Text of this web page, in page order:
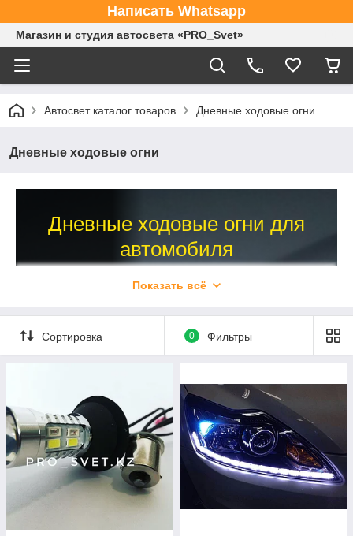
Написать Whatsapp
Магазин и студия автосвета «PRO_Svet»
Автосвет каталог товаров Дневные ходовые огни
Дневные ходовые огни
Дневные ходовые огни для
автомобиля
Качественный автосвет от лучших
Для обеспечения дополнительныхмербезопасности
во время езды на автомобиле, на транспортном
(ДХО). Купить в Алматы осветительные приборы по
максимально выгодной стоимости можно в компании
PRO_Svet. Дневные ходовые огни позволят Вам
выделить свое транспортное средство в общем потоке
автомобилей и существенно уменьшитьриск
возникновения дорожно-транспортных происшествий.
Перейти к выбору
Показать всё
Сортировка 0 Фильтры